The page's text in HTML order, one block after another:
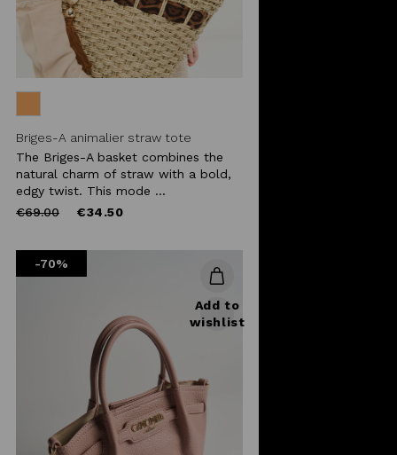
Briges-A animalier straw tote
The Briges-A basket combines the
natural charm of straw with a bold,
edgy twist. This mode ...
Price
€69.00to €34.50
-70%
Add to
wishlist